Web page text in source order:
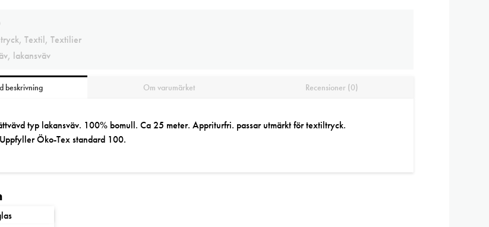
,Textil,Textilier
, lakansväv
beskrivning Om varumärket Recensioner (0)
typ lakansväv. 100% bomull. Ca 25 meter. Appriturfri. passar utmärkt för textiltryck.
Öko-Tex standard 100.